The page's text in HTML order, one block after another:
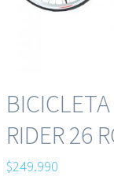
RIDER 26
$249.990